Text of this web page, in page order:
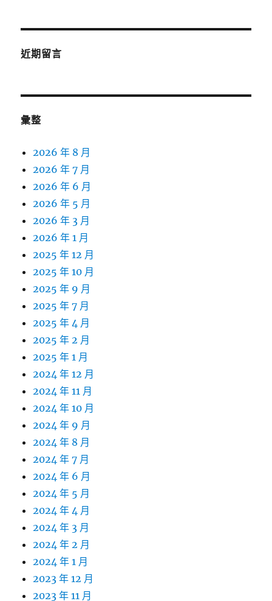
近期留言
彙整
2026 年 8 月
2026 年 7 月
2026 年 6 月
2026 年 5 月
2026 年 3 月
2026 年 1 月
2025 年 12 月
2025 年 10 月
2025 年 9 月
2025 年 7 月
2025 年 4 月
2025 年 2 月
2025 年 1 月
2024 年 12 月
2024 年 11 月
2024 年 10 月
2024 年 9 月
2024 年 8 月
2024 年 7 月
2024 年 6 月
2024 年 5 月
2024 年 4 月
2024 年 3 月
2024 年 2 月
2024 年 1 月
2023 年 12 月
2023 年 11 月